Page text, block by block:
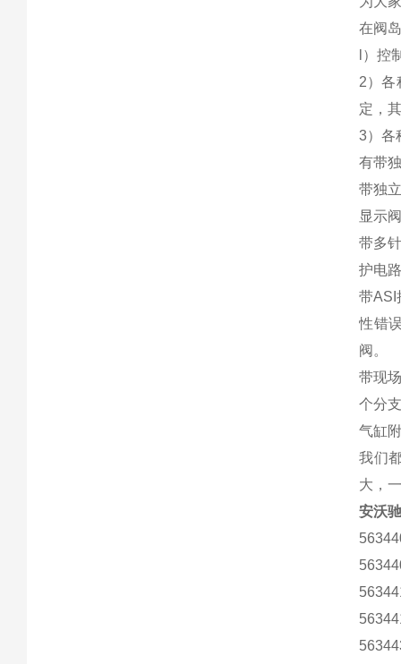
在阀
l）控
2）各
定，
3）各
有带
带独
显示
带多
护电
带ASI
性错
阀。
带现
个分
气缸
我们
大，
安沃